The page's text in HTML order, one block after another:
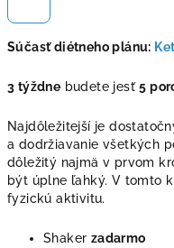
Súčasť diétneho plánu:
3 týždne budete jesť5
Najdôležitejší je
a dodržiavanie všetkých
dôležitý najmä v prvom
být úplne ľahký. V tomto
fyzickú aktivitu.
Shaker zadarmo